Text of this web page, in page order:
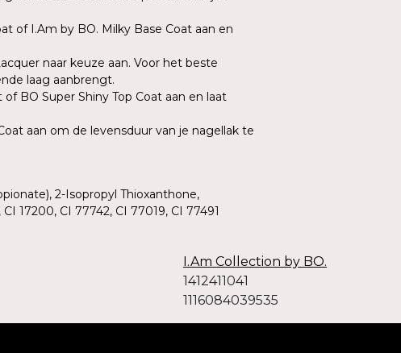
of I.Am by BO. Milky Base Coat aan en
naar keuze aan. Voor het beste
laag aanbrengt.
BO Super Shiny Top Coat aan en laat
aan om de levensduur van je nagellak te
2-Isopropyl Thioxanthone,
17200, CI 77742, CI 77019, CI 77491
I.Am Collection by BO.
1412411041
1116084039535